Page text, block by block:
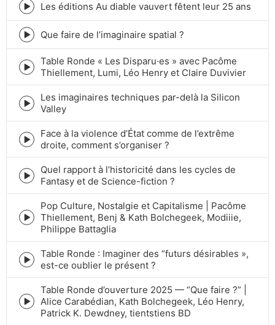
Episode
play
icon
Les éditions Au diable vauvert fêtent leur 25 ans
Episode
play
icon
Que faire de l’imaginaire spatial ?
Episode
play
icon
Table Ronde « Les Disparu·es » avec Pacôme
Thiellement, Lumi, Léo Henry et Claire Duvivier
Episode
play
icon
Les imaginaires techniques par-delà la Silicon
Valley
Episode
play
icon
Face à la violence d’État comme de l’extrême
droite, comment s’organiser ?
Episode
play
icon
Quel rapport à l’historicité dans les cycles de
Fantasy et de Science-fiction ?
Episode
play
Pop Culture, Nostalgie et Capitalisme | Pacôme
Thiellement, Benj & Kath Bolchegeek, Modiiie,
Philippe Battaglia
Episode
play
icon
Table Ronde : Imaginer des “futurs désirables »,
est-ce oublier le présent ?
Episode
play
Table Ronde d’ouverture 2025 — “Que faire ?” |
Alice Carabédian, Kath Bolchegeek, Léo Henry,
Patrick K. Dewdney, tientstiens BD